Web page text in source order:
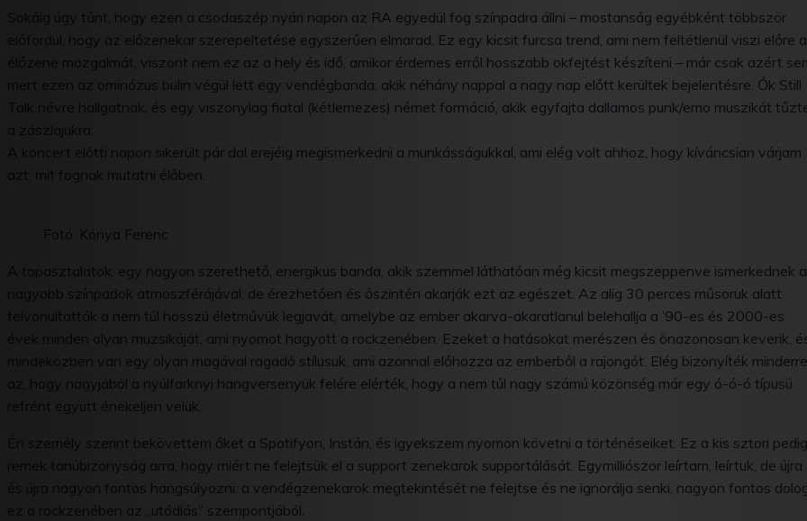
Sokáig úgy tűnt, hogy ezen a csodaszép nyári napon az RA egyedül fog színpadra állni – mostanság egyébként többször
előfordul, hogy az előzenekar szerepeltetése egyszerűen elmarad. Ez egy kicsit furcsa trend, ami nem feltétlenül viszi előre
élőzene mozgalmát, viszont nem ez az a hely és idő, amikor érdemes erről hosszabb okfejtést készíteni – már csak azért
mert ezen az ominózus bulin végül lett egy vendégbanda, akik néhány nappal a nagy nap előtt kerültek bejelentésre. Ők Still
Talk névre hallgatnak, és egy viszonylag fiatal (kétlemezes) német formáció, akik egyfajta dallamos punk/emo muszikát
a zászlajukra.
A koncert előtti napon sikerült pár dal erejéig megismerkedni a munkásságukkal, ami elég volt ahhoz, hogy kíváncsian várjam
azt, mit fognak mutatni élőben.
Fotó: Kónya Ferenc
A tapasztalatok: egy nagyon szerethető, energikus banda, akik szemmel láthatóan még kicsit megszeppenve ismerkednek a
nagyobb színpadok atmoszférájával, de érezhetően és őszintén akarják ezt az egészet. Az alig 30 perces műsoruk alatt
felvonultatták a nem túl hosszú életművük legjavát, amelybe az ember akarva-akaratlanul belehallja a ’90-es és 2000-es
évek minden olyan muzsikáját, ami nyomot hagyott a rockzenében. Ezeket a hatásokat merészen és önazonosan keverik,
mindeközben van egy olyan magával ragadó stílusuk, ami azonnal előhozza az emberből a rajongót. Elég bizonyíték minderre
az, hogy nagyjából a nyúlfarknyi hangversenyük felére elérték, hogy a nem túl nagy számú közönség már egy ó-ó-ó típusú
refrént együtt énekeljen velük.
Én személy szerint bekövettem őket a Spotifyon, Instán, és igyekszem nyomon követni a történéseiket. Ez a kis sztori pedig
remek tanúbizonyság arra, hogy miért ne felejtsük el a support zenekarok supportálását. Egymilliószor leírtam, leírtuk, de újra
és újra nagyon fontos hangsúlyozni: a vendégzenekarok megtekintését ne felejtse és ne ignorálja senki, nagyon fontos
ez a rockzenében az „utódlás” szempontjából.